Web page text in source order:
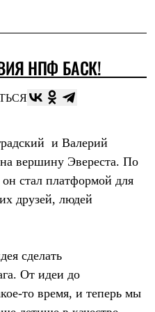
НПФ БАСК!
и Валерий
вершину Эвереста. По
стал платформой для
друзей, людей
сделать
От идеи до
то время, и теперь мы